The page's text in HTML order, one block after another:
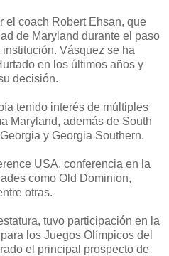
el coach Robert Ehsan, que
de Maryland durante el paso
Vásquez se ha
en los últimos años y
decisión.
tenido interés de múltiples
Maryland, además de South
y Georgia Southern.
USA, conferencia en la
como Old Dominion,
otras.
tuvo participación en la
los Juegos Olímpicos del
el principal prospecto de